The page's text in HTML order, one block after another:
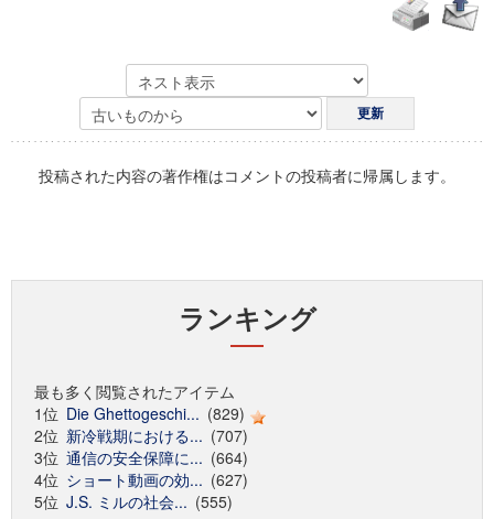
投稿された内容の著作権はコメントの投稿者に帰属します。
ランキング
最も多く閲覧されたアイテム
1位 Die Ghettogeschi... (829)
2位 新冷戦期における... (707)
3位 通信の安全保障に... (664)
4位 ショート動画の効... (627)
5位 J.S. ミルの社会... (555)